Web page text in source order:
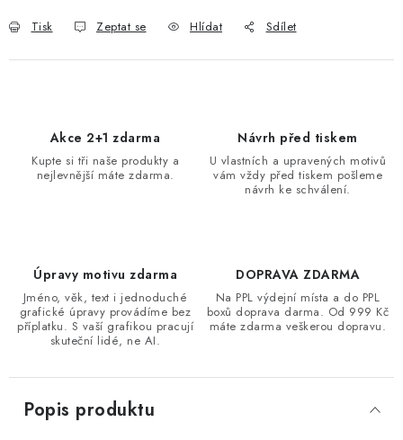
Tisk Zeptat se Hlídat Sdílet
Akce 2+1 zdarma
Kupte si tři naše produkty a
nejlevnější máte zdarma.
Návrh před tiskem
U vlastních a upravených motivů
vám vždy před tiskem pošleme
návrh ke schválení.
Úpravy motivu zdarma
Jméno, věk, text i jednoduché
grafické úpravy provádíme bez
příplatku. S vaší grafikou pracují
skuteční lidé, ne AI.
DOPRAVA ZDARMA
Na PPL výdejní místa a do PPL
boxů doprava darma. Od 999 Kč
máte zdarma veškerou dopravu.
Popis produktu